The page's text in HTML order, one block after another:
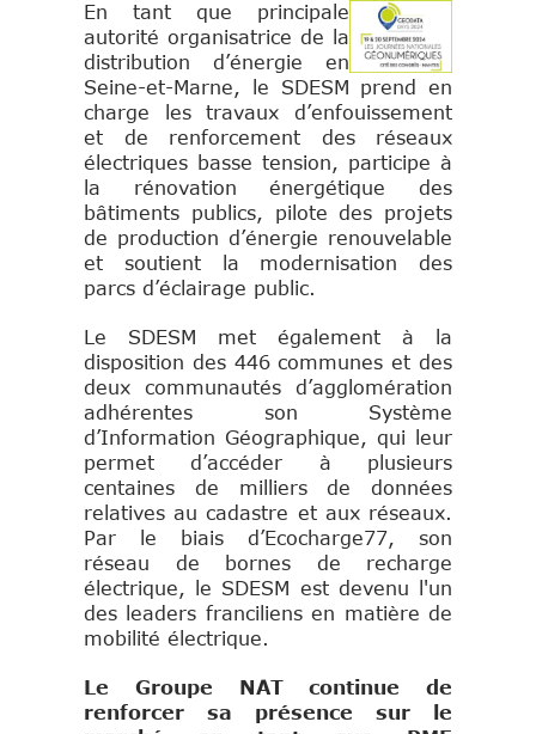
En tant que principale
autorité organisatrice de la
distribution d’énergie en
Seine-et-Marne, le SDESM prend en
charge les travaux d’enfouissement
et de renforcement des réseaux
électriques basse tension, participe à
la rénovation énergétique des
bâtiments publics, pilote des projets
de production d’énergie renouvelable
et soutient la modernisation des
parcs d’éclairage public.
Le SDESM met également à la
disposition des 446 communes et des
deux communautés d’agglomération
adhérentes son Système
d’Information Géographique, qui leur
permet d’accéder à plusieurs
centaines de milliers de données
relatives au cadastre et aux réseaux.
Par le biais d’Ecocharge77, son
réseau de bornes de recharge
électrique, le SDESM est devenu l'un
des leaders franciliens en matière de
mobilité électrique.
Le Groupe NAT continue de
renforcer sa présence sur le